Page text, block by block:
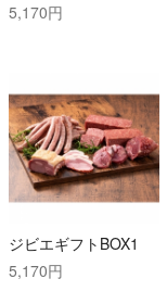
5,170円
ジビエギフトBOX1
5,170円